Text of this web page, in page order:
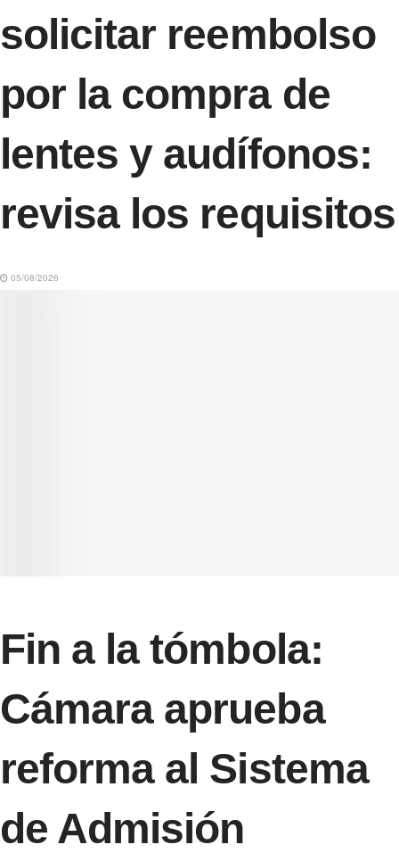
solicitar reembolso
por la compra de
lentes y audífonos:
revisa los requisitos
05/08/2026
Fin a la tómbola:
Cámara aprueba
reforma al Sistema
de Admisión